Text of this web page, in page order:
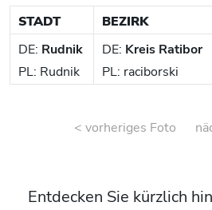
STADT BEZIRK
DE: Rudnik
PL: Rudnik
DE: Kreis Ratibor
PL: raciborski
< vorheriges Foto
Entdecken Sie kürzlich